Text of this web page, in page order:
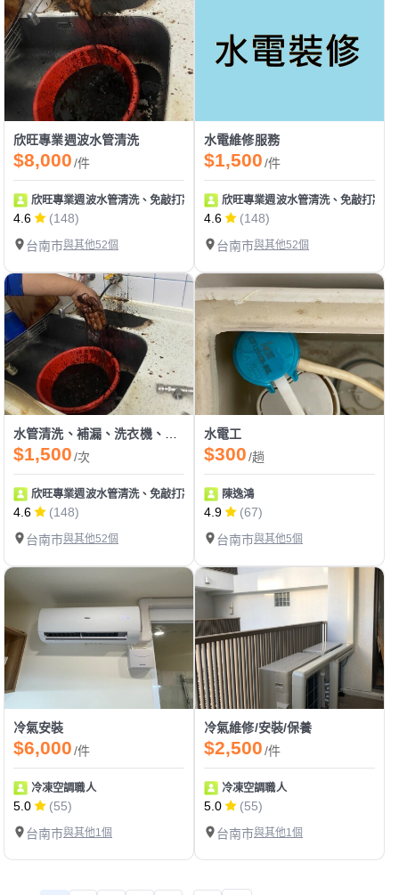
欣旺專業週波水管清洗
$8,000/件
欣旺專業週波水管清洗、免敲打牆壁補漏、冷氣清洗、排油煙機清洗、水電
4.6
(148)
台南市與其他52個
水電維修服務
$1,500/件
欣旺專業週波水管清洗、免敲打牆
4.6
(148)
台南市與其他52個
$1,500/次
欣旺專業週波水管清洗、免敲打牆壁補漏、冷氣清洗、排油煙機清洗、水電
4.6
(148)
台南市與其他52個
水電工
$300/趟
陳逸鴻
4.9
(67)
台南市與其他5個
冷氣安裝
$6,000/件
冷凍空調職人
5.0
(55)
台南市與其他1個
冷氣維修/安裝/保養
$2,500/件
冷凍空調職人
5.0
(55)
台南市與其他1個